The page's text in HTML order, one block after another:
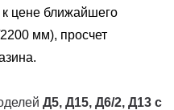
к цене ближайшего
мм), просчет
Д5, Д15, Д6/2, Д13 с